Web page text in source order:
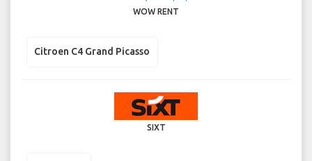
WOW RENT
Citroen C4 Grand Picasso
SIXT